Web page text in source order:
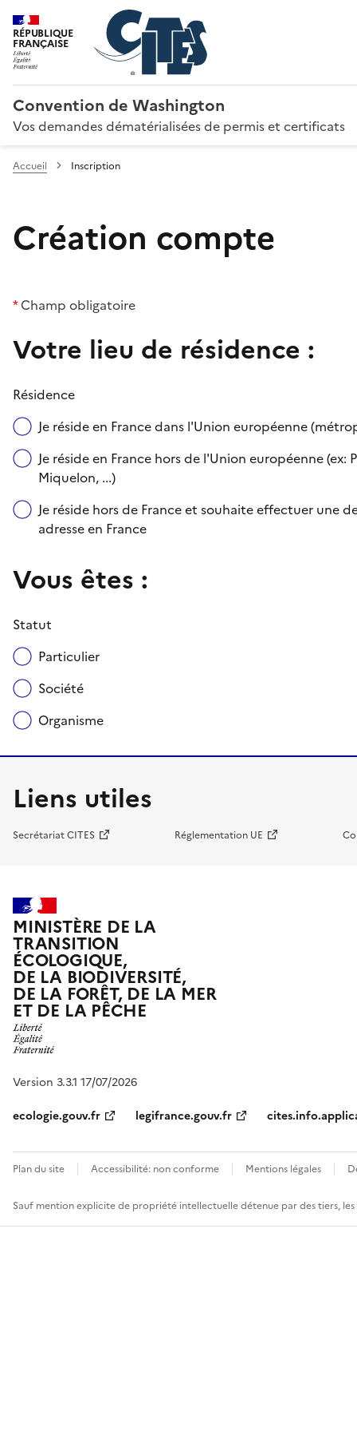
RÉPUBLIQUE
FRANÇAISE
Convention de Washington
Vos demandes dématérialisées de permis et certificats
Accueil Inscription
Création compte
*Champ obligatoire
Votre lieu de résidence :
Résidence
Je réside en France dans l'Union européenne
Je réside en France hors de l'Union européenne
Miquelon, ...)
Je réside hors de France et souhaite effectuer une
adresse en France
Vous êtes :
Statut
Particulier
Société
Organisme
Liens utiles
Secrétariat CITES Réglementation UE
MINISTÈRE DE LA
TRANSITION
ÉCOLOGIQUE,
DE LA BIODIVERSITÉ,
DE LA FORÊT, DE LA MER
ET DE LA PÊCHE
Version 3.3.1 17/07/2026
ecologie.gouv.fr
legifrance.gouv.fr
Plan du site Accessibilité: non conforme Mentions légales
Sauf mention explicite de propriété intellectuelle détenue par des tiers,